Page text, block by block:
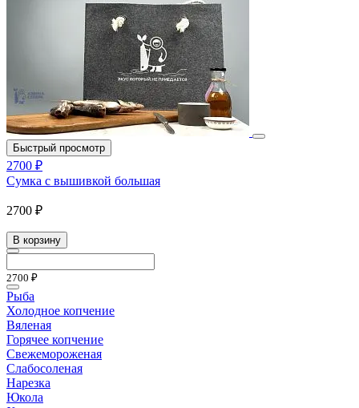
Быстрый просмотр
2700 ₽
Сумка с вышивкой большая
2700 ₽
В корзину
2700 ₽
Рыба
Холодное копчение
Вяленая
Горячее копчение
Свежемороженая
Слабосоленая
Нарезка
Юкола